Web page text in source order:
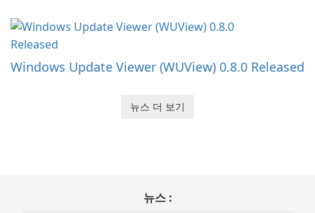
Windows Update Viewer (WUView) 0.8.0 Released
뉴스 더 보기
뉴스 :